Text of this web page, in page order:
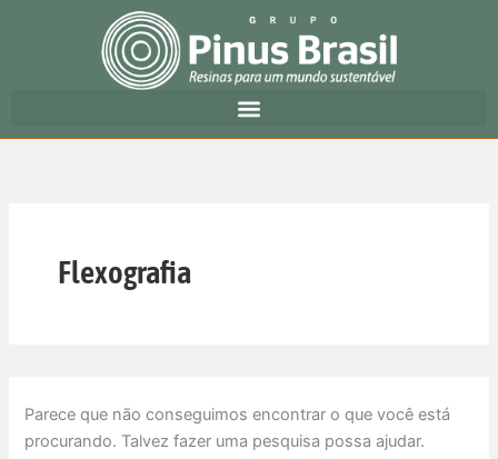
Flexografia
Parece que não conseguimos encontrar o que você está
procurando. Talvez fazer uma pesquisa possa ajudar.